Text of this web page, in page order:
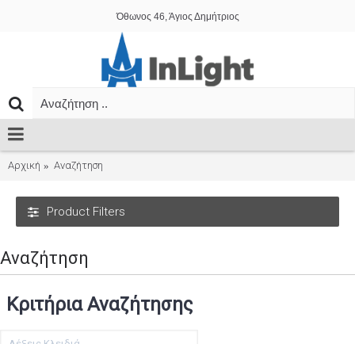
Όθωνος 46, Άγιος Δημήτριος
Αρχική Αναζήτηση
Product Filters
Αναζήτηση
Κριτήρια Αναζήτησης